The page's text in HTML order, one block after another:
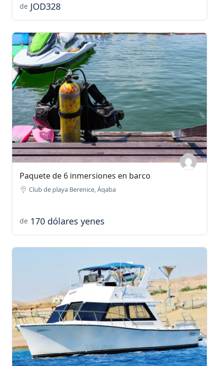
de JOD328
Paquete de 6 inmersiones en barco
Club de playa Berenice, Áqaba
de 170 dólares yenes